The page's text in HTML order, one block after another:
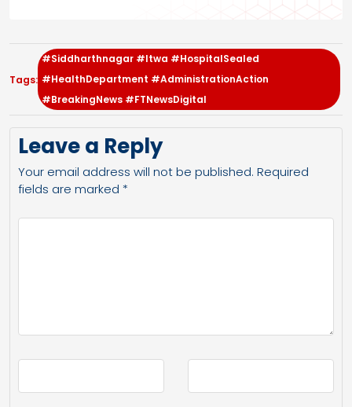
Tags:
#Siddharthnagar #Itwa #HospitalSealed
#HealthDepartment #AdministrationAction
#BreakingNews #FTNewsDigital
Leave a Reply
Your email address will not be published. Required
fields are marked *